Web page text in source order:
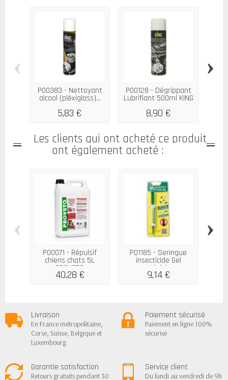
P00383 - Nettoyant
alcool (pléxiglass)...
5,83 €
P00128 - Dégrippant
Lubrifiant 500ml KING
8,90 €
‹ ›
Les clients qui ont acheté ce produit
ont également acheté :
P00071 - Répulsif
chiens chats 5L
PROVETO
40,28 €
P01185 - Seringue
insecticide Gel
spécial...
9,14 €
‹ ›
Livraison
En France métropolitaine,
Corse, Suisse, Belgique et
Luxembourg
Paiement sécurisé
Paiement en ligne 100%
sécurisé
Garantie satisfaction
Retours gratuits pendant 30
Service client
Du lundi au vendredi de 9h